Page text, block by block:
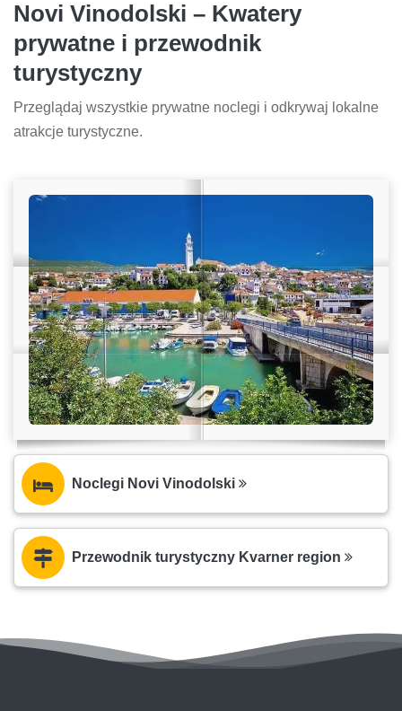
Novi Vinodolski – Kwatery
prywatne i przewodnik
turystyczny
Przeglądaj wszystkie prywatne noclegi i odkrywaj lokalne
atrakcje turystyczne.
Noclegi Novi Vinodolski
Przewodnik turystyczny Kvarner region